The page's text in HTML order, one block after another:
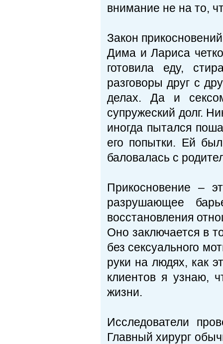
внимание не на то,
Закон прикосновений
Дима и Лариса
готовила еду,
разговоры друг с
делах. Да и
супружеский долг.
иногда пытался
его попытки. Ей
баловалась с
Прикосновение –
разрушающее
восстановления
Оно заключается в
без сексуального
руки на людях, как
клиентов я узнаю,
жизни.
Исследователи
Главный хирург